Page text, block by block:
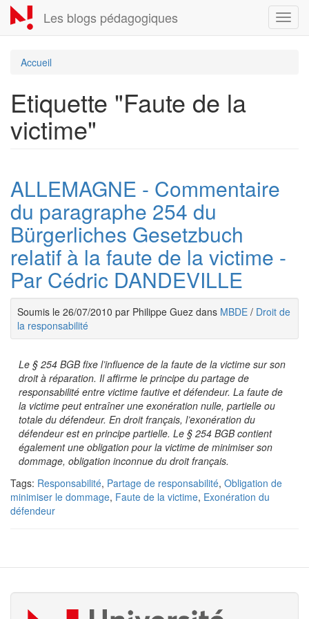
Aller
au
contenu
Les blogs pédagogiques
Accueil
Etiquette "Faute de la
victime"
ALLEMAGNE - Commentaire
du paragraphe 254 du
Bürgerliches Gesetzbuch
relatif à la faute de la victime -
Par Cédric DANDEVILLE
Soumis le 26/07/2010 par Philippe Guez dans MBDE / Droit de
la responsabilité
Le § 254 BGB fixe l’influence de la faute de la victime sur son
droit à réparation. Il affirme le principe du partage de
responsabilité entre victime fautive et défendeur. La faute de
la victime peut entraîner une exonération nulle, partielle ou
totale du défendeur. En droit français, l’exonération du
défendeur est en principe partielle. Le § 254 BGB contient
également une obligation pour la victime de minimiser son
dommage, obligation inconnue du droit français.
Tags: Responsabilité, Partage de responsabilité, Obligation de
minimiser le dommage, Faute de la victime, Exonération du
défendeur